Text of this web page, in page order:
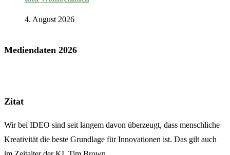
4. August 2026
Mediendaten 2026
Zitat
Wir bei IDEO sind seit langem davon überzeugt, dass menschliche
Kreativität die beste Grundlage für Innovationen ist. Das gilt auch